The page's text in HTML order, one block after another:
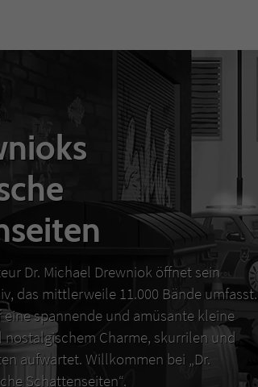
Dr. Michael Drewniok öffnet sein
das mittlerweile 11.000 Bände umfasst.
eine spannende und amüsante kleine
nostalgischem Charme, skurrilen und
aufwartet. Willkommen bei „Dr.
Schattenseiten“.